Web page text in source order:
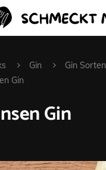
Gin Gin Sorten
Gin
Gin